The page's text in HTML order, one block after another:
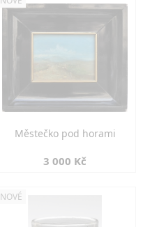
Městečko pod horami
3 000 Kč
NOVÉ